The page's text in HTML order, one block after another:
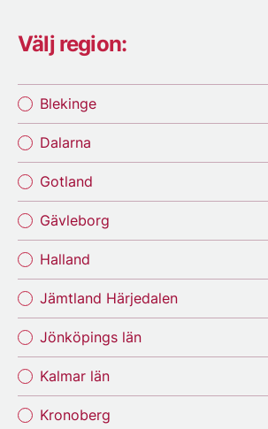
Välj region:
Blekinge
Dalarna
Gotland
Gävleborg
Halland
Jämtland Härjedalen
Jönköpings län
Kalmar län
Kronoberg